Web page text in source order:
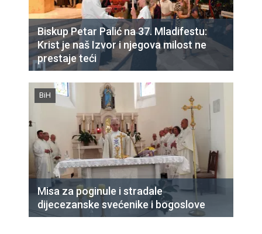
Biskup Petar Palić na 37. Mladifestu:
Krist je naš Izvor i njegova milost ne
prestaje teći
BiH
Misa za poginule i stradale
dijecezanske svećenike i bogoslove